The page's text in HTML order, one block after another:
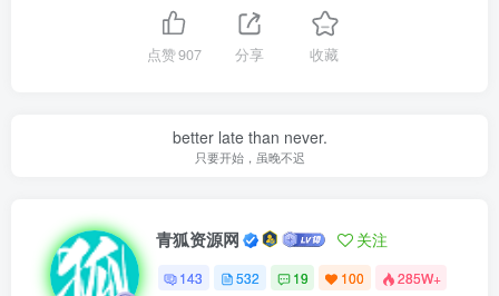
点赞907 分享 收藏
better late than never.
只要开始，虽晚不迟
青狐资源网 关注
143 532 19 100 285W+